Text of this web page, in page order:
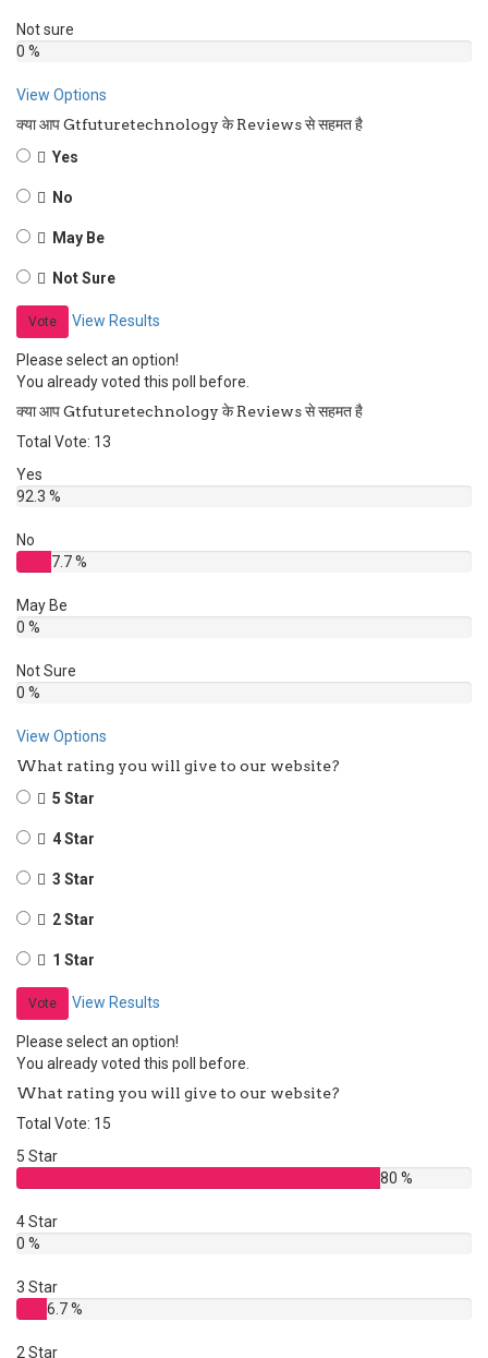
Not sure
0 %
View Options
क्या आप Gtfuturetechnology के Reviews से सहमत है
Yes
No
May Be
Not Sure
Vote View Results
Please select an option!
You already voted this poll before.
क्या आप Gtfuturetechnology के Reviews से सहमत है
Total Vote: 13
Yes
92.3 %
No
7.7 %
May Be
0 %
Not Sure
0 %
View Options
What rating you will give to our website?
5 Star
4 Star
3 Star
2 Star
1 Star
Vote View Results
Please select an option!
You already voted this poll before.
What rating you will give to our website?
Total Vote: 15
5 Star
80 %
4 Star
0 %
3 Star
6.7 %
2 Star